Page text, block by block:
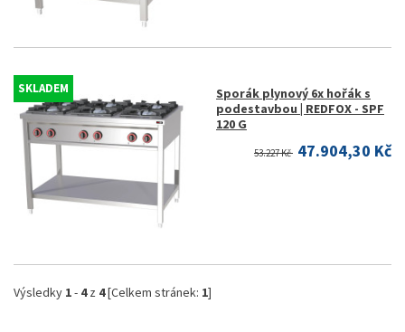
SKLADEM
Sporák plynový 6x hořák s
podestavbou | REDFOX - SPF
120 G
53.227 Kč 47.904,30 Kč
Výsledky 1- 4z 4[Celkem stránek: 1]